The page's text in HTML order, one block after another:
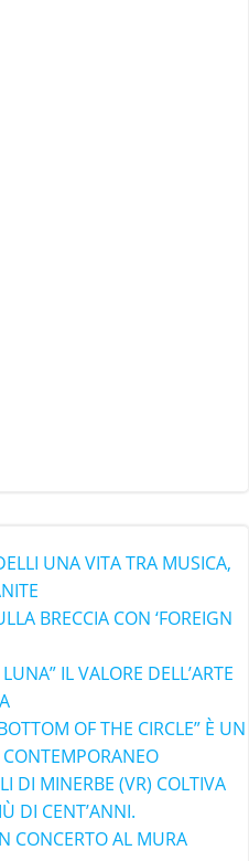
UNA VITA TRA MUSICA,
BRECCIA CON ‘FOREIGN
IL VALORE DELL’ARTE
OF THE CIRCLE” È UN
DI MINERBE (VR) COLTIVA
DI CENT’ANNI.
CONCERTO AL MURA